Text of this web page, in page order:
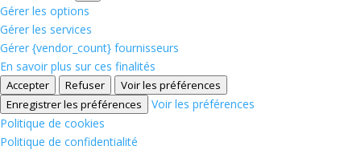
Gérer les options
Gérer les services
Gérer {vendor_count} fournisseurs
En savoir plus sur ces finalités
Accepter Refuser
Voir les préférences
Enregistrer les préférences
Voir les préférences
Politique de cookies
Politique de confidentialité